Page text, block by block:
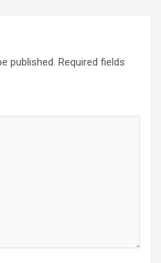
published. Required fields